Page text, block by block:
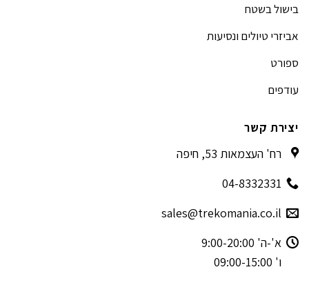
בישול בשטח
אביזרי טיולים ונסיעות
ספורט
עודפים
יצירת קשר
רח' העצמאות 53, חיפה
04-8332331
sales@trekomania.co.il
א'-ה' 9:00-20:00
ו' 09:00-15:00